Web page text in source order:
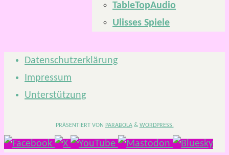
TableTopAudio
Ulisses Spiele
Datenschutzerklärung
Impressum
Unterstützung
PRÄSENTIERT VON PARABOLA& WORDPRESS.